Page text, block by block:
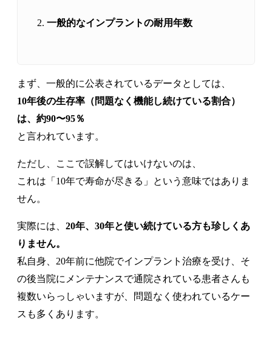
一般的なインプラントの耐用年数
まず、一般的に公表されているデータとしては、
10年後の生存率（問題なく機能し続けている割合）
は、約90〜95％
と言われています。
ただし、ここで誤解してはいけないのは、
これは「10年で寿命が尽きる」という意味ではありま
せん。
実際には、 20年、30年と使い続けている方も珍しくあ
りません。
私自身、20年前に他院でインプラント治療を受け、そ
の後当院にメンテナンスで通院されている患者さんも
複数いらっしゃいますが、問題なく使われているケー
スも多くあります。